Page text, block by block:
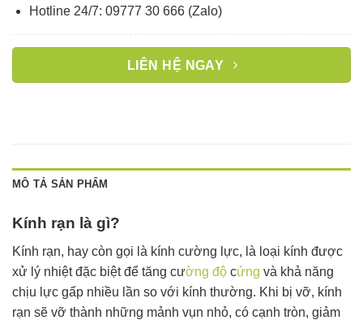
Hotline 24/7: 09777 30 666 (Zalo)
LIÊN HỆ NGAY
MÔ TẢ SẢN PHẨM
Kính rạn là gì?
Kính rạn, hay còn gọi là kính cường lực, là loại kính được
xử lý nhiệt đặc biệt để tăng cường độ cứng và khả năng
chịu lực gấp nhiều lần so với kính thường. Khi bị vỡ, kính
rạn sẽ vỡ thành những mảnh vụn nhỏ, có cạnh tròn, giảm